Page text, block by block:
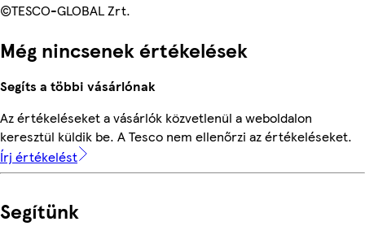
©TESCO-GLOBAL Zrt.
Még nincsenek értékelések
Segíts a többi vásárlónak
Az értékeléseket a vásárlók közvetlenül a weboldalon
keresztül küldik be. A Tesco nem ellenőrzi az értékeléseket.
Írj értékelést
Segítünk